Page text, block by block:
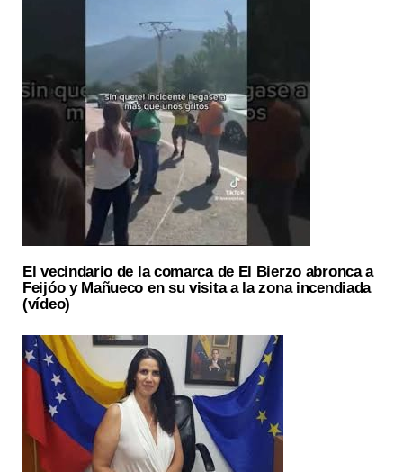
El vecindario de la comarca de El Bierzo abronca a
Feijóo y Mañueco en su visita a la zona incendiada
(vídeo)